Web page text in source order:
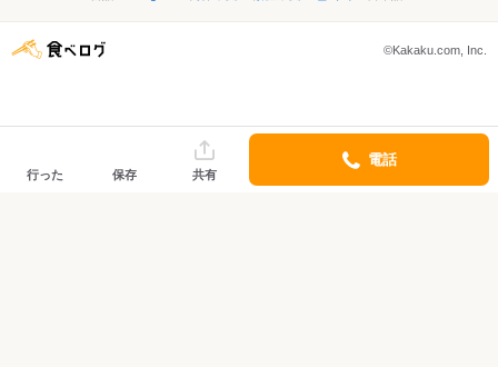
©Kakaku.com, Inc.
行った 保存 共有
電話